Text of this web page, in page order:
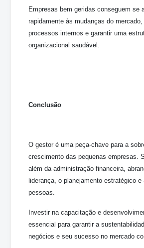
Empresas bem geridas conseguem se
rapidamente às mudanças do
processos internos e garantir uma
organizacional saudável.
Conclusão
O gestor é uma peça-chave para a
crescimento das pequenas empresas.
além da administração financeira,
liderança, o planejamento estratégico e
pessoas.
Investir na capacitação e
essencial para garantir a
negócios e seu sucesso no mercado